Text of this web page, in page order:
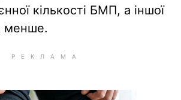
кількості БМП, а іншої
менше.